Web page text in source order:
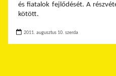
és fiatalok fejlődését. A
kötött.
2011. augusztus 10. szerda